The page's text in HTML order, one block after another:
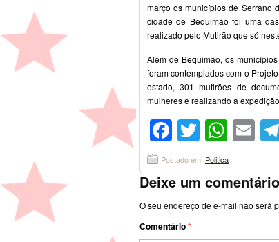
março os municípios de Serrano
cidade de Bequimão foi uma
realizado pelo Mutirão que só
Além de Bequimão, os
foram contemplados com o
estado, 301 mutirões de
mulheres e realizando a
Facebook
Twitter
Postado em: Politica
Deixe um comentário
O seu endereço de e-mail não será
Comentário*